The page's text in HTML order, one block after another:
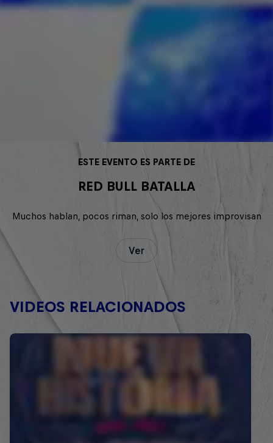
ESTE EVENTO ES PARTE DE
RED BULL BATALLA
Muchos hablan, pocos riman, solo los mejores improvisan
Ver
VIDEOS RELACIONADOS